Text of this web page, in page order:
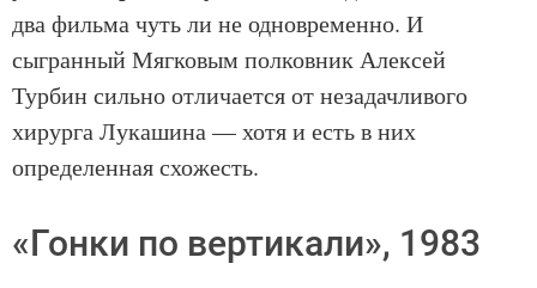
два фильма чуть ли не одновременно. И
сыгранный Мягковым полковник Алексей
Турбин сильно отличается от незадачливого
хирурга Лукашина — хотя и есть в них
определенная схожесть.
«Гонки по вертикали», 1983